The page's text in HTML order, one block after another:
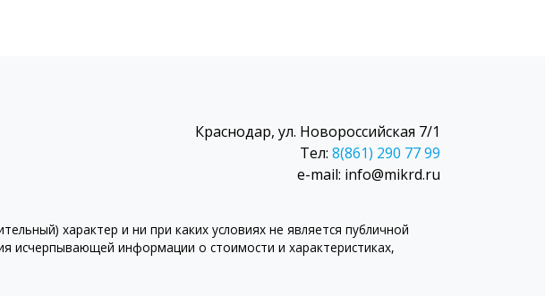
Краснодар, ул. Новороссийская 7/1
Тел: 8(861) 290 77 99
e-mail: info@mikrd.ru
характер и ни при каких условиях не является публичной
исчерпывающей информации о стоимости и характеристиках,